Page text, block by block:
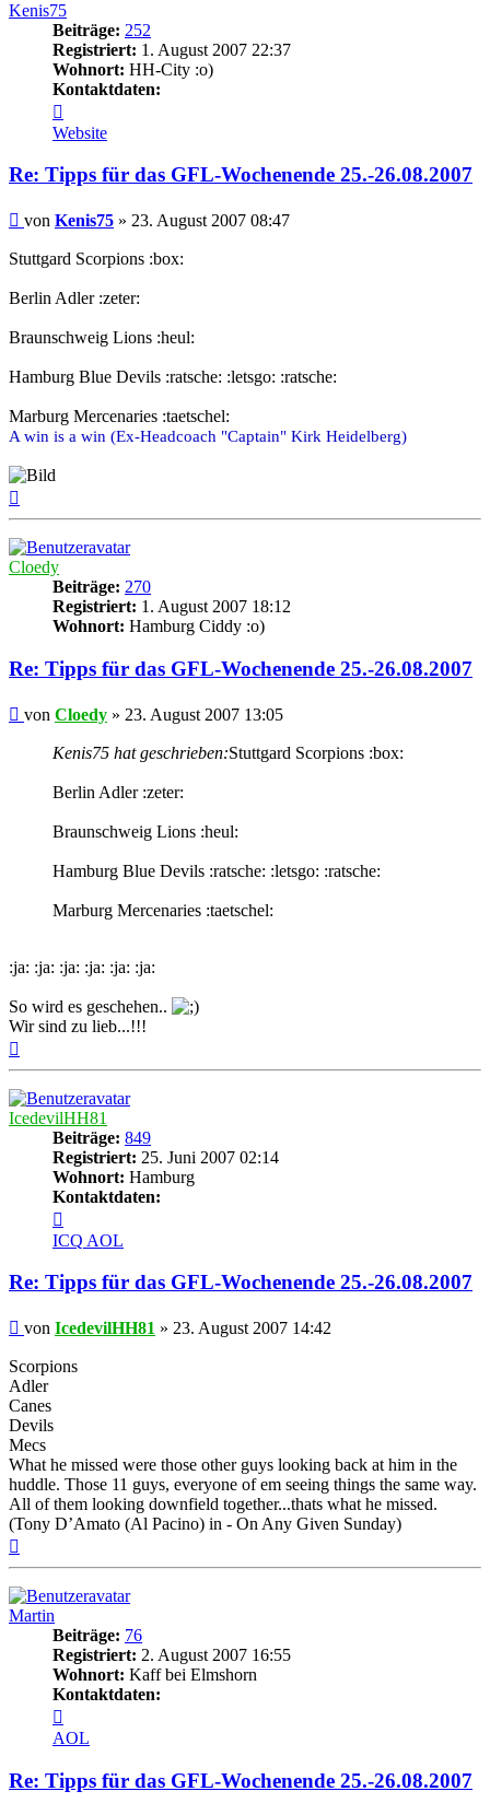
Kenis75
Beiträge: 252
Registriert: 1. August 2007 22:37
Wohnort: HH-City :o)
Kontaktdaten:
von
Kenis75
Website
Re: Tipps für das GFL-Wochenende 25.-26.08.2007
Beitrag
von Kenis75 » 23. August 2007 08:47
Stuttgard Scorpions :box:
Berlin Adler :zeter:
Braunschweig Lions :heul:
Hamburg Blue Devils :ratsche: :letsgo: :ratsche:
Marburg Mercenaries :taetschel:
A win is a win (Ex-Headcoach "Captain" Kirk Heidelberg)
Cloedy
Beiträge: 270
Registriert: 1. August 2007 18:12
Wohnort: Hamburg Ciddy :o)
Re: Tipps für das GFL-Wochenende 25.-26.08.2007
Beitrag
von Cloedy » 23. August 2007 13:05
Kenis75 hat geschrieben:Stuttgard Scorpions :box:
Berlin Adler :zeter:
Braunschweig Lions :heul:
Hamburg Blue Devils :ratsche: :letsgo: :ratsche:
Marburg Mercenaries :taetschel:
:ja: :ja: :ja: :ja: :ja: :ja:
So wird es geschehen..
Wir sind zu lieb...!!!
IcedevilHH81
Beiträge: 849
Registriert: 25. Juni 2007 02:14
Wohnort: Hamburg
Kontaktdaten:
von
IcedevilHH81
ICQ AOL
Re: Tipps für das GFL-Wochenende 25.-26.08.2007
Beitrag
von IcedevilHH81 » 23. August 2007 14:42
Scorpions
Adler
Canes
Devils
Mecs
What he missed were those other guys looking back at him in the
huddle. Those 11 guys, everyone of em seeing things the same way.
All of them looking downfield together...thats what he missed.
(Tony D’Amato (Al Pacino) in - On Any Given Sunday)
Martin
Beiträge: 76
Registriert: 2. August 2007 16:55
Wohnort: Kaff bei Elmshorn
Kontaktdaten:
von
Martin
AOL
Re: Tipps für das GFL-Wochenende 25.-26.08.2007